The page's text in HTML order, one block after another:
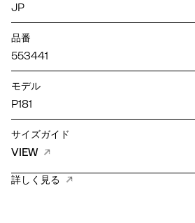
JP
品番
553441
モデル
P181
サイズガイド
VIEW
詳しく見る